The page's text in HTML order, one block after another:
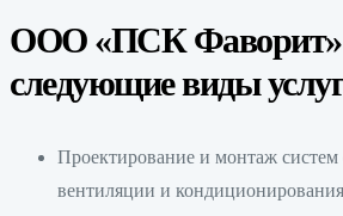
ООО «ПСК Фаворит»
следующие виды
Проектирование и монтаж систем
вентиляции и кондиционирования